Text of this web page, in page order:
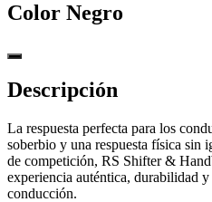
Color Negro
Descripción
La respuesta perfecta para los
soberbio y una respuesta física sin
de competición, RS Shifter &
experiencia auténtica, durabilidad
conducción.